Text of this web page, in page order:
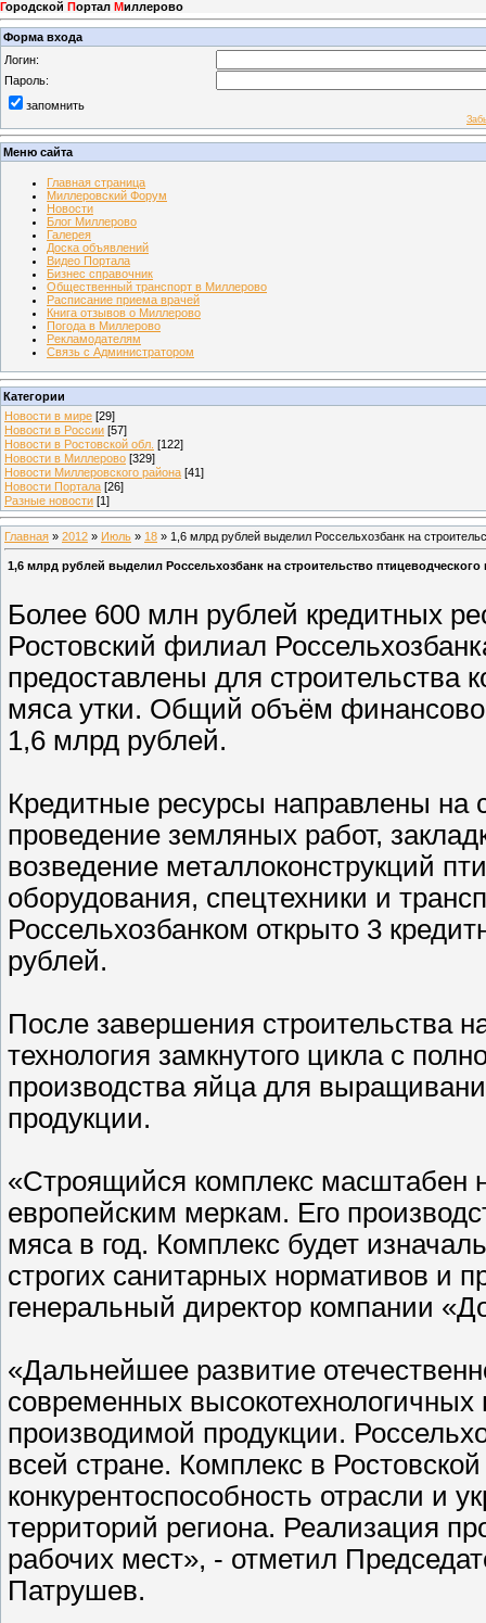
Городской Портал Миллерово
Форма входа
Логин:
Пароль:
запомнить
Меню сайта
Главная страница
Миллеровский Форум
Новости
Блог Миллерово
Галерея
Доска объявлений
Видео Портала
Бизнес справочник
Общественный транспорт в Миллерово
Расписание приема врачей
Книга отзывов о Миллерово
Погода в Миллерово
Рекламодателям
Связь с Администратором
Категории
Новости в мире [29]
Новости в России [57]
Новости в Ростовской обл. [122]
Новости в Миллерово [329]
Новости Миллеровского района [41]
Новости Портала [26]
Разные новости [1]
Главная » 2012 » Июль » 18 » 1,6 млрд рублей выделил Россельхозбанк на
1,6 млрд рублей выделил Россельхозбанк на строительство
Более 600 млн рублей кредитных
Ростовский филиал
предоставлены для строительства
мяса утки. Общий объём
1,6 млрд рублей.
Кредитные ресурсы направлены на
проведение земляных работ,
возведение металлоконструкций
оборудования, спецтехники и
Россельхозбанком открыто 3
рублей.
После завершения строительства
технология замкнутого цикла с
производства яйца для
продукции.
«Строящийся комплекс масштабен
европейским меркам. Его
мяса в год. Комплекс будет
строгих санитарных нормативов и
генеральный директор компании
«Дальнейшее развитие
современных
производимой продукции.
всей стране. Комплекс в
конкурентоспособность отрасли и
территорий региона. Реализация
рабочих мест», - отметил
Патрушев.